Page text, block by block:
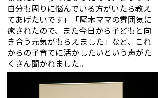
自分も周りに悩んでいる方がいたら教え
てあげたいです」「尾木ママの雰囲気に
癒されたので、また今日から子どもと向
き合う元気がもらえました」など、これ
からの子育てに活かしたいという声がた
くさん聞かれました。